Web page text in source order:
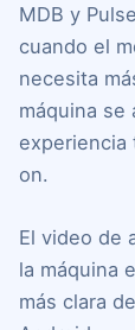
MDB y
cuando el
necesita
máquina se
experiencia
on.
El video de
la máquina
más clara